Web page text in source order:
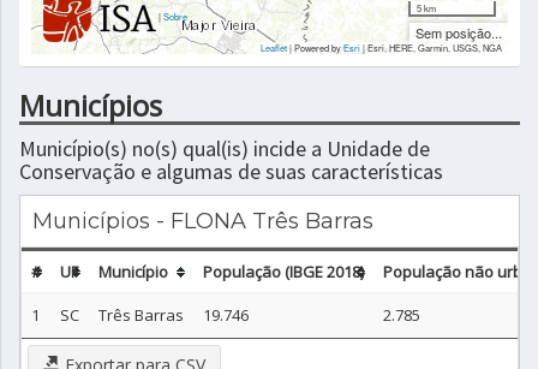
|Sobre
5 km
Sem posição...
Leaflet| Powered byEsri|Esri, HERE, Garmin, USGS, NGA
Municípios
Município(s) no(s) qual(is) incide a Unidade de
Conservação e algumas de suas características
Municípios - FLONA Três Barras
# UF Município População (IBGE 2018)
População não
1
SC Três Barras 19.746 2.785